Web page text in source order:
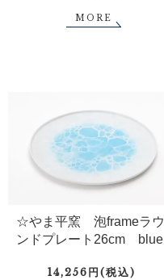
MORE
☆やま平窯 泡frameラウ
ンドプレート26cm blue
14,256円(税込)